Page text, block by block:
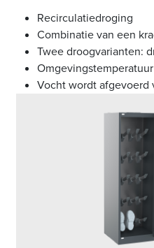
Recirculatiedroging
Combinatie van een
Twee droogvarianten:
Vocht wordt